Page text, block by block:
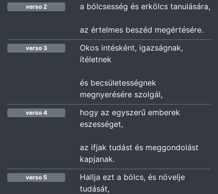
verso 2 a bölcsesség és erkölcs tanulására,
az értelmes beszéd megértésére.
verso 3
Okos intésként, igazságnak,
ítéletnek
és becsületességnek
megnyerésére szolgál,
verso 4
hogy az egyszerű emberek
eszességet,
az ifjak tudást és meggondolást
kapjanak.
verso 5
Hallja ezt a bölcs, és növelje
tudását,